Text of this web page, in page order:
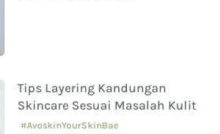
Tips Layering Kandungan
Skincare Sesuai Masalah Kulit
#AvoskinYourSkinBae